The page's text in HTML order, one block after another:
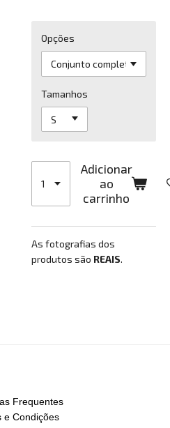
Opções
Tamanhos
Adicionar
ao
carrinho
As fotografias dos
produtos são REAIS.
Frequentes
e Condições